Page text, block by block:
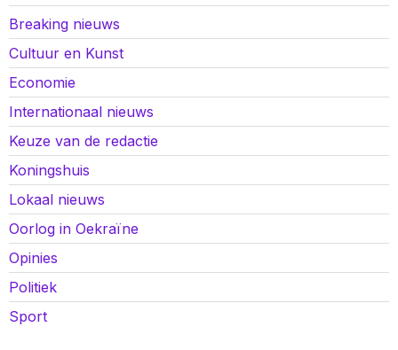
Breaking nieuws
Cultuur en Kunst
Economie
Internationaal nieuws
Keuze van de redactie
Koningshuis
Lokaal nieuws
Oorlog in Oekraïne
Opinies
Politiek
Sport